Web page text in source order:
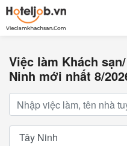
Việc làm Khách
Ninh mới nhất 8/